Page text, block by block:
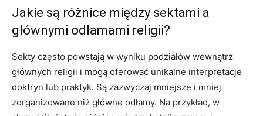
Jakie są różnice między sektami a
głównymi odłamami religii?
Sekty często powstają w wyniku podziałów wewnątrz
głównych religii i mogą oferować unikalne interpretacje
doktryn lub praktyk. Są zazwyczaj mniejsze i mniej
zorganizowane niż główne odłamy. Na przykład, w